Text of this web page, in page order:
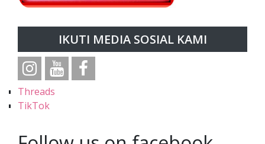
IKUTI MEDIA SOSIAL KAMI
Threads
TikTok